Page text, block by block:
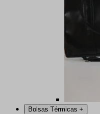
Bolsas Térmicas +